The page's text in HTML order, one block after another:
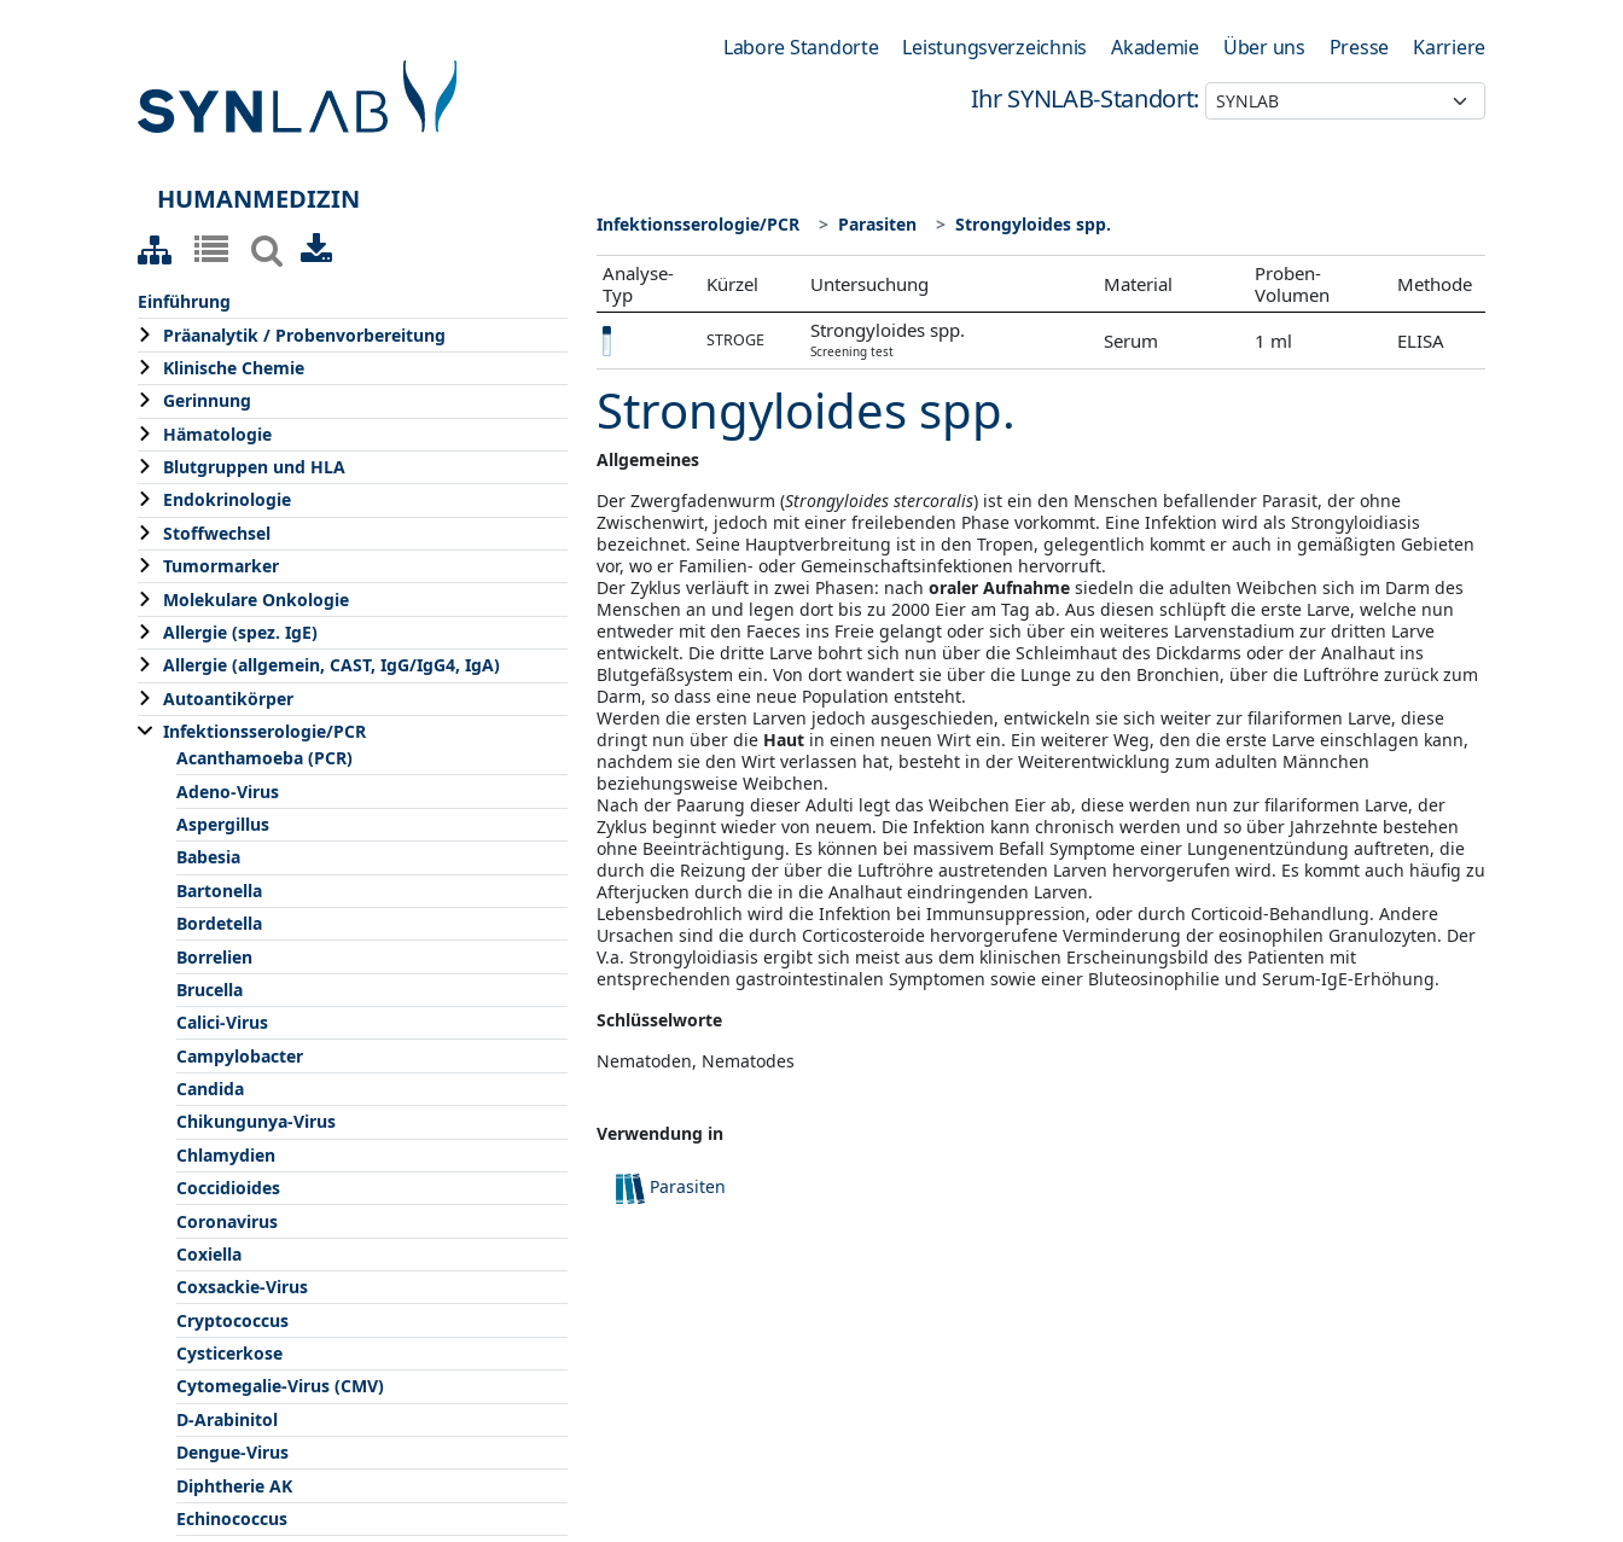
Labore Standorte Leistungsverzeichnis Akademie Über uns Presse Karriere
Ihr SYNLAB-Standort:
HUMANMEDIZIN
Einführung
Präanalytik / Probenvorbereitung
Klinische Chemie
Gerinnung
Hämatologie
Blutgruppen und HLA
Endokrinologie
Stoffwechsel
Tumormarker
Molekulare Onkologie
Allergie (spez. IgE)
Allergie (allgemein, CAST, IgG/IgG4, IgA)
Autoantikörper
Infektionsserologie/PCR
Acanthamoeba (PCR)
Adeno-Virus
Aspergillus
Babesia
Bartonella
Bordetella
Borrelien
Brucella
Calici-Virus
Campylobacter
Candida
Chikungunya-Virus
Chlamydien
Coccidioides
Coronavirus
Coxiella
Coxsackie-Virus
Cryptococcus
Cysticerkose
Cytomegalie-Virus (CMV)
D-Arabinitol
Dengue-Virus
Diphtherie AK
Echinococcus
Infektionsserologie/PCR Parasiten Strongyloides spp.
Analyse-
Typ
Kürzel Untersuchung Material
Proben-
Volumen
Methode
STROGE Strongyloides spp.
Screening test Serum 1 ml ELISA
Strongyloides spp.
Allgemeines
Der Zwergfadenwurm (Strongyloides stercoralis) ist ein den Menschen befallender Parasit, der ohne
Zwischenwirt, jedoch mit einer freilebenden Phase vorkommt. Eine Infektion wird als Strongyloidiasis
bezeichnet. Seine Hauptverbreitung ist in den Tropen, gelegentlich kommt er auch in gemäßigten Gebieten
vor, wo er Familien- oder Gemeinschaftsinfektionen hervorruft.
Der Zyklus verläuft in zwei Phasen: nach oraler Aufnahme siedeln die adulten Weibchen sich im Darm des
Menschen an und legen dort bis zu 2000 Eier am Tag ab. Aus diesen schlüpft die erste Larve, welche nun
entweder mit den Faeces ins Freie gelangt oder sich über ein weiteres Larvenstadium zur dritten Larve
entwickelt. Die dritte Larve bohrt sich nun über die Schleimhaut des Dickdarms oder der Analhaut ins
Blutgefäßsystem ein. Von dort wandert sie über die Lunge zu den Bronchien, über die Luftröhre zurück zum
Darm, so dass eine neue Population entsteht.
Werden die ersten Larven jedoch ausgeschieden, entwickeln sie sich weiter zur filariformen Larve, diese
dringt nun über die Haut in einen neuen Wirt ein. Ein weiterer Weg, den die erste Larve einschlagen kann,
nachdem sie den Wirt verlassen hat, besteht in der Weiterentwicklung zum adulten Männchen
beziehungsweise Weibchen.
Nach der Paarung dieser Adulti legt das Weibchen Eier ab, diese werden nun zur filariformen Larve, der
Zyklus beginnt wieder von neuem. Die Infektion kann chronisch werden und so über Jahrzehnte bestehen
ohne Beeinträchtigung. Es können bei massivem Befall Symptome einer Lungenentzündung auftreten, die
durch die Reizung der über die Luftröhre austretenden Larven hervorgerufen wird. Es kommt auch häufig zu
Afterjucken durch die in die Analhaut eindringenden Larven.
Lebensbedrohlich wird die Infektion bei Immunsuppression, oder durch Corticoid-Behandlung. Andere
Ursachen sind die durch Corticosteroide hervorgerufene Verminderung der eosinophilen Granulozyten. Der
V.a. Strongyloidiasis ergibt sich meist aus dem klinischen Erscheinungsbild des Patienten mit
entsprechenden gastrointestinalen Symptomen sowie einer Bluteosinophilie und Serum-IgE-Erhöhung.
Schlüsselworte
Nematoden, Nematodes
Verwendung in
Parasiten